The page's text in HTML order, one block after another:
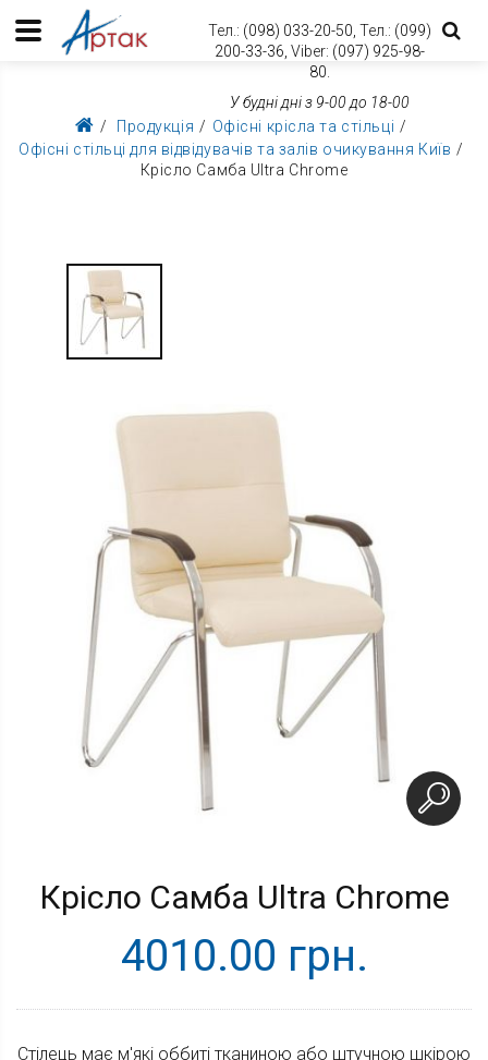
Тел.: (098) 033-20-50, Тел.: (099)
200-33-36, Viber: (097) 925-98-
80.
У будні дні з 9-00 до 18-00
Продукція
Офісні крісла та стільці
Офісні стільці для відвідувачів та залів очикування Київ
Крісло Самба Ultra Chrome
Крісло Самба Ultra Chrome
4010.00 грн.
Стілець має м'які оббиті тканиною або штучною шкірою